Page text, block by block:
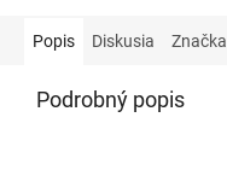
Popis Diskusia Značka
Podrobný popis